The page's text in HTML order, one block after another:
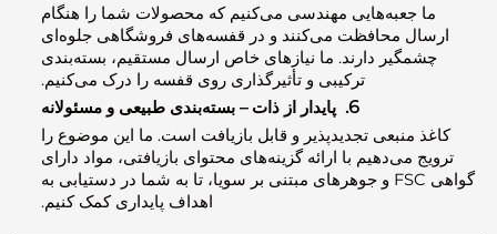
ما جعبه‌هایی مهندسی می‌کنیم که محصولات شما را هنگام
محافظت می‌کنند و در قفسه‌های فروشگاهی جلوه‌ای
دارند. ما نیازهای خاص ارسال مستقیم، بسته‌بندی
ترکیبی و تأثیرگذاری روی قفسه را درک می‌کنیم.
پایدار از ذات – بسته‌بندی طبیعی و مسئولانه
منبعی تجدیدپذیر و قابل بازیافت است. ما این موضوع را
می‌دهیم با ارائه گزینه‌های محتوای بازیافتی، مواد دارای
گواهی FSC و جوهرهای مبتنی بر سویا، تا به شما در دستیابی به
اهداف پایداری کمک کنیم.